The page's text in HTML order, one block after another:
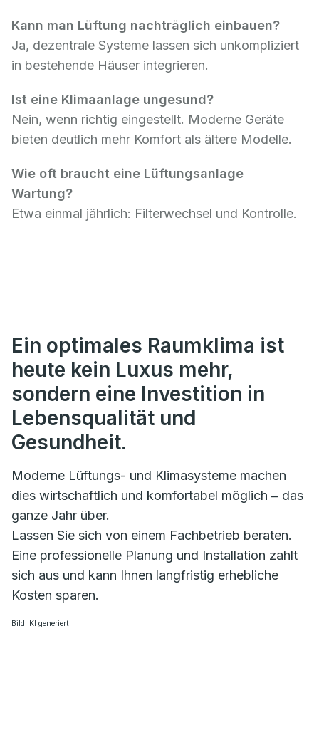
Kann man Lüftung nachträglich einbauen?
Ja, dezentrale Systeme lassen sich unkompliziert
in bestehende Häuser integrieren.
Ist eine Klimaanlage ungesund?
Nein, wenn richtig eingestellt. Moderne Geräte
bieten deutlich mehr Komfort als ältere Modelle.
Wie oft braucht eine Lüftungsanlage
Wartung?
Etwa einmal jährlich: Filterwechsel und Kontrolle.
Ein optimales Raumklima ist
heute kein Luxus mehr,
sondern eine Investition in
Lebensqualität und
Gesundheit.
Moderne Lüftungs- und Klimasysteme machen
dies wirtschaftlich und komfortabel möglich ‒ das
ganze Jahr über.
Lassen Sie sich von einem Fachbetrieb beraten.
Eine professionelle Planung und Installation zahlt
sich aus und kann Ihnen langfristig erhebliche
Kosten sparen.
Bild: KI generiert